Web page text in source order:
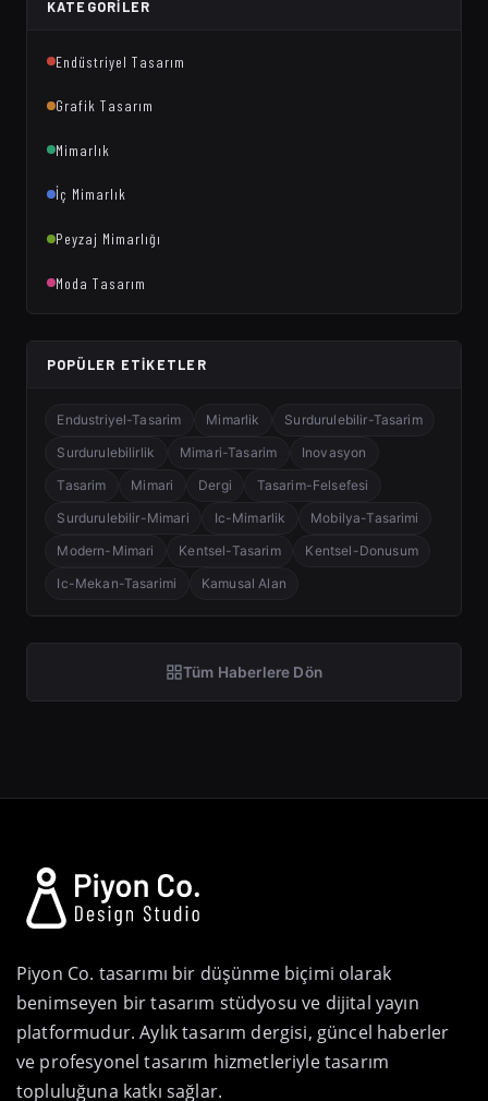
KATEGORILER
Endüstriyel Tasarım
Grafik Tasarım
Mimarlık
İç Mimarlık
Peyzaj Mimarlığı
Moda Tasarım
POPÜLER ETIKETLER
Endustriyel-Tasarim Mimarlik
Surdurulebilir-Tasarim
Surdurulebilirlik
Mimari-Tasarim
Inovasyon
Tasarim
Mimari Dergi
Tasarim-Felsefesi
Surdurulebilir-Mimari
Ic-Mimarlik
Mobilya-Tasarimi
Modern-Mimari
Kentsel-Tasarim
Kentsel-Donusum
Ic-Mekan-Tasarimi
Kamusal Alan
Tüm Haberlere Dön
Piyon Co. tasarımı bir düşünme biçimi olarak
benimseyen bir tasarım stüdyosu ve dijital yayın
platformudur. Aylık tasarım dergisi, güncel haberler
ve profesyonel tasarım hizmetleriyle tasarım
topluluğuna katkı sağlar.